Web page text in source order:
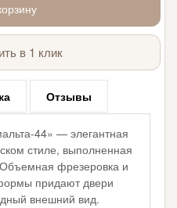
в 1 клик
Отзывы
44» — элегантная
стиле, выполненная
фрезеровка и
придают двери
внешний вид.